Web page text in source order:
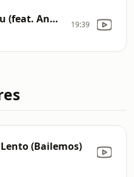
Who's Loving You (feat. Anastacia) 19:39
(Bailemos)